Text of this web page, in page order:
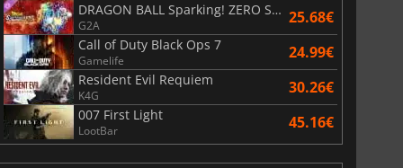
DRAGON BALL Sparking! ZERO Super Limit Breaking NEO
G2A 25.68€
Call of Duty Black Ops 7
Gamelife 24.99€
Resident Evil Requiem
K4G 30.26€
007 First Light
LootBar 45.16€